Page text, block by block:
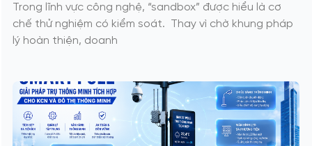
Trong lĩnh vực công nghệ, “sandbox” được hiểu là cơ
chế thử nghiệm có kiểm soát. Thay vì chờ khung pháp
lý hoàn thiện, doanh